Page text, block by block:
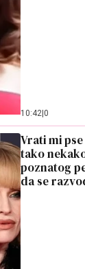
10:42 0
Vrati mi
tako
poznatog
da se